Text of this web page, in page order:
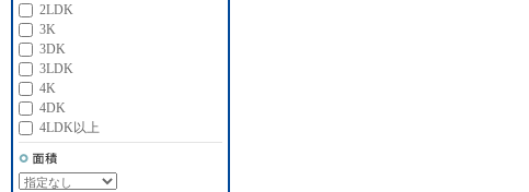
2LDK
3K
3DK
3LDK
4K
4DK
4LDK以上